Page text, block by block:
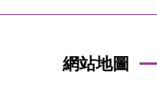
網站地圖